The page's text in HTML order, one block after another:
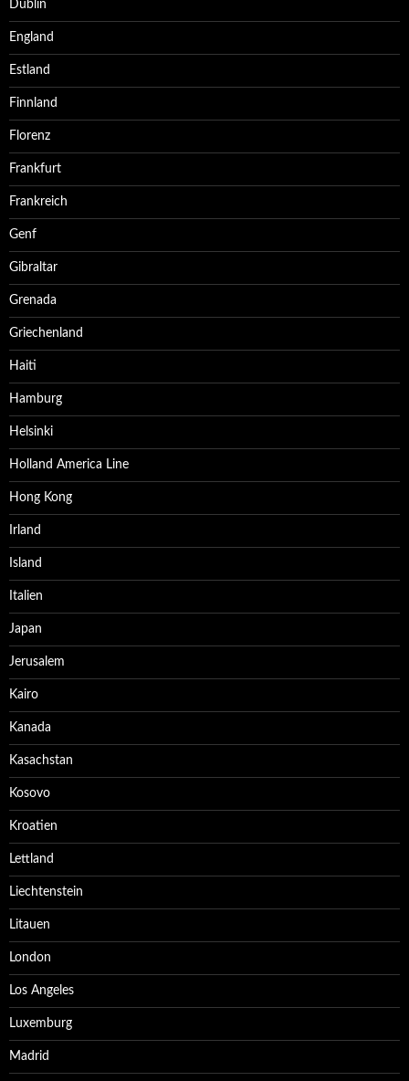
Dublin
England
Estland
Finnland
Florenz
Frankfurt
Frankreich
Genf
Gibraltar
Grenada
Griechenland
Haiti
Hamburg
Helsinki
Holland America Line
Hong Kong
Irland
Island
Italien
Japan
Jerusalem
Kairo
Kanada
Kasachstan
Kosovo
Kroatien
Lettland
Liechtenstein
Litauen
London
Los Angeles
Luxemburg
Madrid